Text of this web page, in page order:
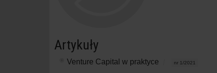
Artykuły
Venture Capital w praktyce nr 1/2021